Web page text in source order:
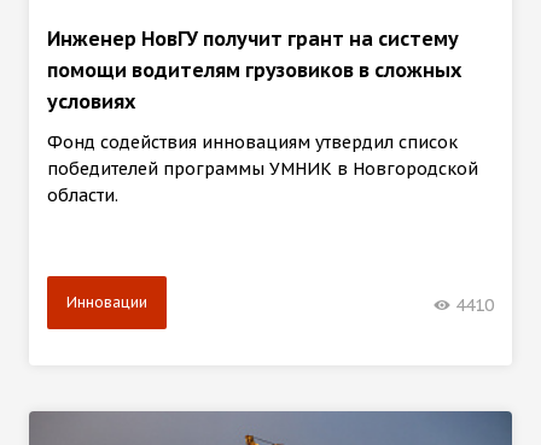
Инженер НовГУ получит грант на систему
помощи водителям грузовиков в сложных
условиях
Фонд содействия инновациям утвердил список
победителей программы УМНИК в Новгородской
области.
Инновации 4410